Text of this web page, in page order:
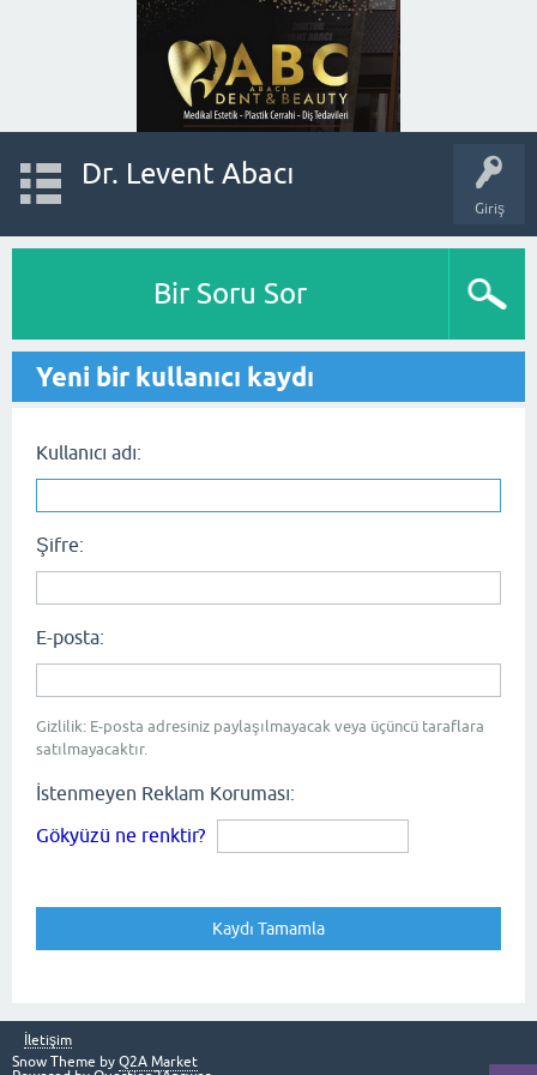
Giriş
Dr. Levent Abacı
Bir Soru Sor
Yeni bir kullanıcı kaydı
Kullanıcı adı:
Şifre:
E-posta:
Gizlilik: E-posta adresiniz paylaşılmayacak veya üçüncü taraflara
satılmayacaktır.
İstenmeyen Reklam Koruması:
Gökyüzü ne renktir?
İletişim
Snow Theme by Q2A Market